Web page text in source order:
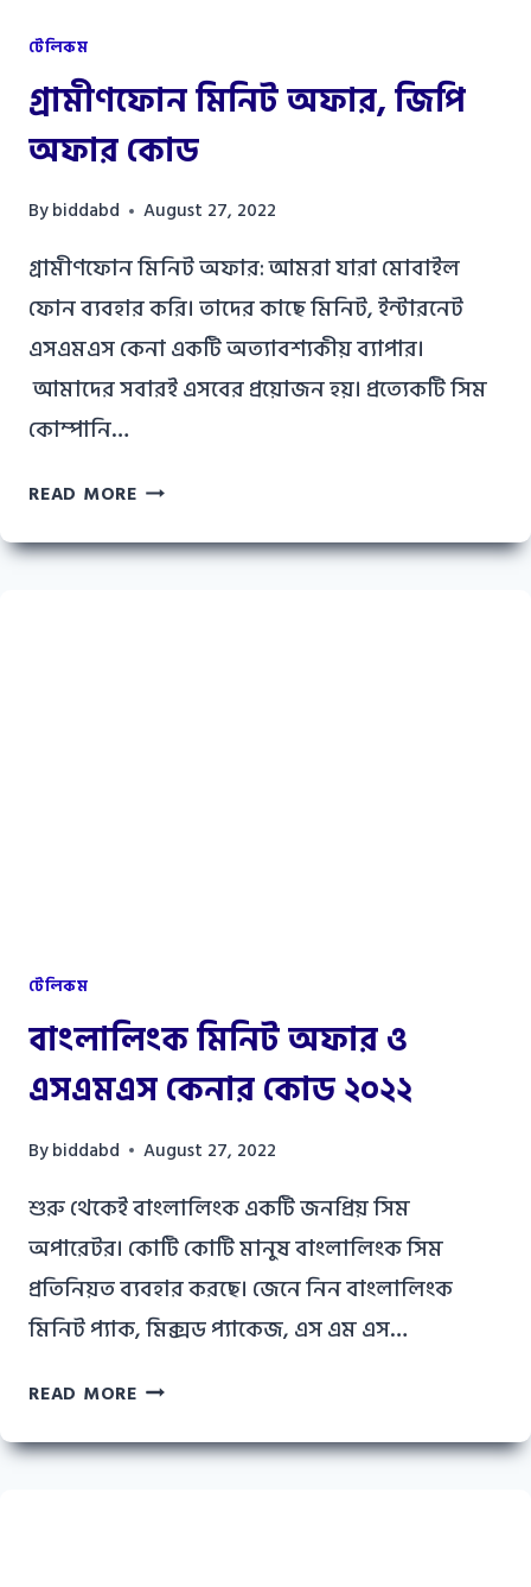
টেলিকম
গ্রামীণফোন মিনিট অফার, জিপি
অফার কোড
Bybiddabd August 27, 2022
গ্রামীণফোন মিনিট অফার: আমরা যারা মোবাইল
ফোন ব্যবহার করি। তাদের কাছে মিনিট, ইন্টারনেট
এসএমএস কেনা একটি অত্যাবশ্যকীয় ব্যাপার।
আমাদের সবারই এসবের প্রয়োজন হয়। প্রত্যেকটি সিম
কোম্পানি…
READ MOREগ্রামীণফোন
অফার,
টেলিকম
বাংলালিংক মিনিট অফার ও
এসএমএস কেনার কোড ২০২২
Bybiddabd August 27, 2022
শুরু থেকেই বাংলালিংক একটি জনপ্রিয় সিম
অপারেটর। কোটি কোটি মানুষ বাংলালিংক সিম
প্রতিনিয়ত ব্যবহার করছে। জেনে নিন বাংলালিংক
মিনিট প্যাক, মিক্সড প্যাকেজ, এস এম এস…
READ MOREবাংলালিংক
অফার